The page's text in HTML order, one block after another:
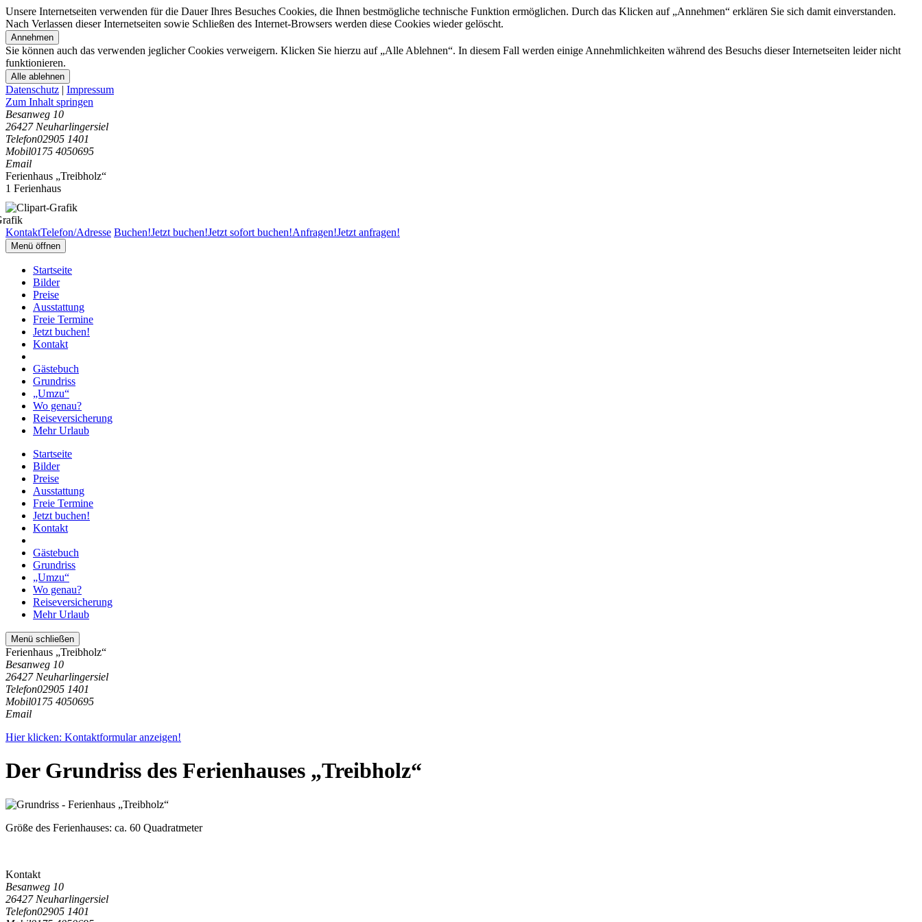
Unsere Internetseiten verwenden für die Dauer Ihres Besuches Cookies, die Ihnen bestmögliche technische Funktion ermöglichen. Durch das Klicken auf „Annehmen“ erklären Sie sich damit einverstanden.
Nach Verlassen dieser Internetseiten sowie Schließen des Internet-Browsers werden diese Cookies wieder gelöscht.
Annehmen
Sie können auch das verwenden jeglicher Cookies verweigern. Klicken Sie hierzu auf „Alle Ablehnen“. In diesem Fall werden einige Annehmlichkeiten während des Besuchs dieser Internetseiten leider nicht
funktionieren.
Alle ablehnen
Datenschutz | Impressum
Zum Inhalt springen
Besanweg 10
26427 Neuharlingersiel
Telefon02905 1401
Mobil0175 4050695
Email
Ferienhaus „Treibholz“
1 Ferienhaus
KontaktTelefon/Adresse Buchen!Jetzt buchen!Jetzt sofort buchen!Anfragen!Jetzt anfragen!
Menü öffnen
Startseite
Bilder
Preise
Ausstattung
Freie Termine
Jetzt buchen!
Kontakt
Gästebuch
Grundriss
„Umzu“
Wo genau?
Reiseversicherung
Mehr Urlaub
Startseite
Bilder
Preise
Ausstattung
Freie Termine
Jetzt buchen!
Kontakt
Gästebuch
Grundriss
„Umzu“
Wo genau?
Reiseversicherung
Mehr Urlaub
Menü schließen
Ferienhaus „Treibholz“
Besanweg 10
26427 Neuharlingersiel
Telefon02905 1401
Mobil0175 4050695
Email
Hier klicken: Kontaktformular anzeigen!
Der Grundriss des Ferienhauses „Treibholz“
Größe des Ferienhauses: ca. 60 Quadratmeter
Kontakt
Besanweg 10
26427 Neuharlingersiel
Telefon02905 1401